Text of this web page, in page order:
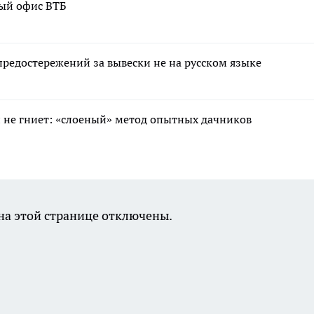
офис ВТБ
за вывески не на русском языке
гниет: «слоеный» метод опытных дачников
этой странице отключены.